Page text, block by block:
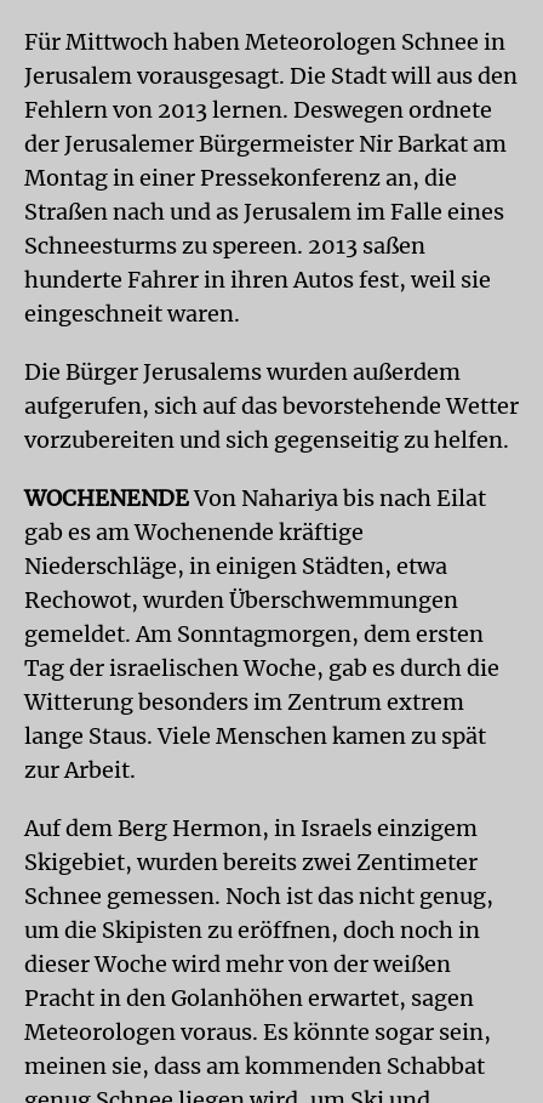
Für Mittwoch haben Meteorologen Schnee in
Jerusalem vorausgesagt. Die Stadt will aus den
Fehlern von 2013 lernen. Deswegen ordnete
der Jerusalemer Bürgermeister Nir Barkat am
Montag in einer Pressekonferenz an, die
Straßen nach und as Jerusalem im Falle eines
Schneesturms zu spereen. 2013 saßen
hunderte Fahrer in ihren Autos fest, weil sie
eingeschneit waren.
Die Bürger Jerusalems wurden außerdem
aufgerufen, sich auf das bevorstehende Wetter
vorzubereiten und sich gegenseitig zu helfen.
WOCHENENDEVon Nahariya bis nach Eilat
gab es am Wochenende kräftige
Niederschläge, in einigen Städten, etwa
Rechowot, wurden Überschwemmungen
gemeldet. Am Sonntagmorgen, dem ersten
Tag der israelischen Woche, gab es durch die
Witterung besonders im Zentrum extrem
lange Staus. Viele Menschen kamen zu spät
zur Arbeit.
Auf dem Berg Hermon, in Israels einzigem
Skigebiet, wurden bereits zwei Zentimeter
Schnee gemessen. Noch ist das nicht genug,
um die Skipisten zu eröffnen, doch noch in
dieser Woche wird mehr von der weißen
Pracht in den Golanhöhen erwartet, sagen
Meteorologen voraus. Es könnte sogar sein,
meinen sie, dass am kommenden Schabbat